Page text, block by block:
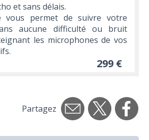
et sans délais.
vous permet de suivre votre
aucune difficulté ou bruit
les microphones de vos
299 €
Partagez